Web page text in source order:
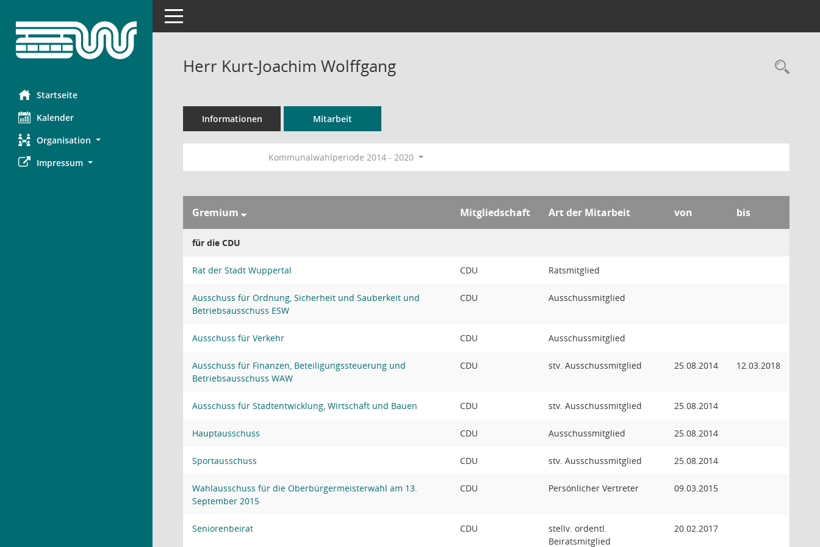
Startseite
Kalender
Organisation
Impressum
Toggle navigation
Herr Kurt-Joachim Wolffgang
Informationen Mitarbeit
Kommunalwahlperiode 2014 - 2020
Gremium Mitgliedschaft Art der Mitarbeit von bis
für die CDU
Rat der Stadt Wuppertal CDU Ratsmitglied
Ausschuss für Ordnung, Sicherheit und Sauberkeit und
Betriebsausschuss ESW
CDU Ausschussmitglied
Ausschuss für Verkehr CDU Ausschussmitglied
Ausschuss für Finanzen, Beteiligungssteuerung und
Betriebsausschuss WAW
CDU stv. Ausschussmitglied 25.08.2014 12.03.2018
Ausschuss für Stadtentwicklung, Wirtschaft und Bauen CDU stv. Ausschussmitglied 25.08.2014
Hauptausschuss CDU Ausschussmitglied 25.08.2014
Sportausschuss CDU stv. Ausschussmitglied 25.08.2014
Wahlausschuss für die Oberbürgermeisterwahl am 13.
September 2015
CDU Persönlicher Vertreter 09.03.2015
Seniorenbeirat CDU
stellv. ordentl.
Beiratsmitglied
20.02.2017